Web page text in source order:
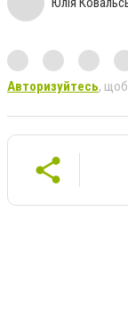
Авторизуйтесь, щоб